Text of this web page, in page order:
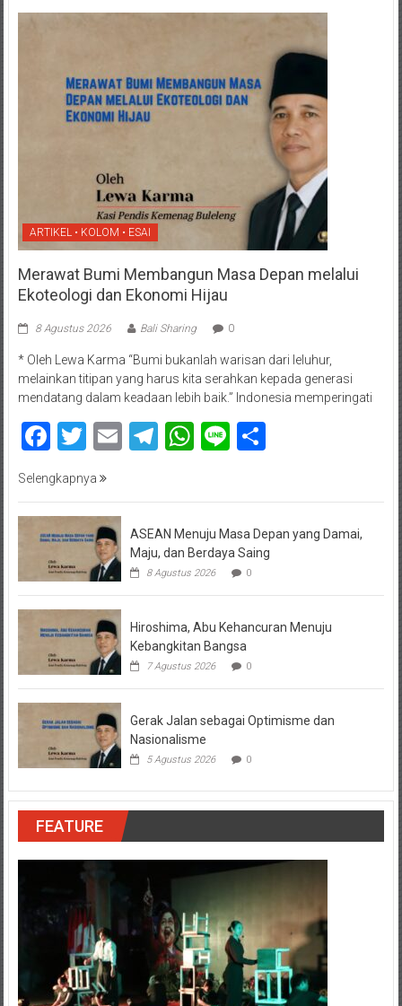
ARTIKEL • KOLOM • ESAI
Merawat Bumi Membangun Masa Depan melalui
Ekoteologi dan Ekonomi Hijau
8 Agustus 2026 Bali Sharing 0
* Oleh Lewa Karma “Bumi bukanlah warisan dari leluhur,
melainkan titipan yang harus kita serahkan kepada generasi
mendatang dalam keadaan lebih baik.” Indonesia memperingati
Facebook
Twitter
EmailTelegram
WhatsApp
LineShare
Selengkapnya
ASEAN Menuju Masa Depan yang Damai,
Maju, dan Berdaya Saing
8 Agustus 2026 0
Hiroshima, Abu Kehancuran Menuju
Kebangkitan Bangsa
7 Agustus 2026 0
Gerak Jalan sebagai Optimisme dan
Nasionalisme
5 Agustus 2026 0
FEATURE